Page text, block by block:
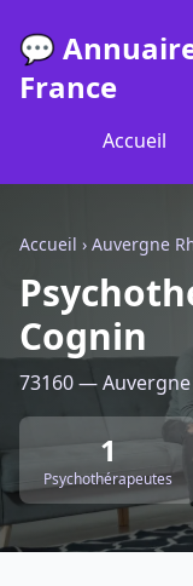
💬
France
Accueil
Accueil › Auvergne
Cognin
73160 — Auvergne
1
Psychothérapeutes